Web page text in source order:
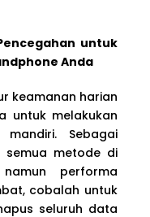
untuk
Anda
keamanan harian
untuk melakukan
Sebagai
semua metode di
performa
cobalah untuk
seluruh data